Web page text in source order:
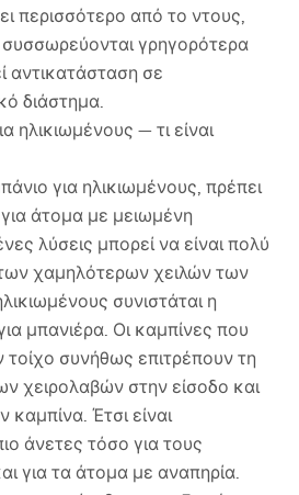
περισσότερο από το ντους,
γρηγορότερα
αντικατάσταση σε
διάστημα.
ηλικιωμένους — τι είναι
για ηλικιωμένους, πρέπει
άτομα με μειωμένη
λύσεις μπορεί να είναι πολύ
χαμηλότερων χειλών των
συνιστάται η
μπανιέρα. Οι καμπίνες που
τοίχο συνήθως επιτρέπουν τη
χειρολαβών στην είσοδο και
Έτσι είναι
άνετες τόσο για τους
για τα άτομα με αναπηρία.